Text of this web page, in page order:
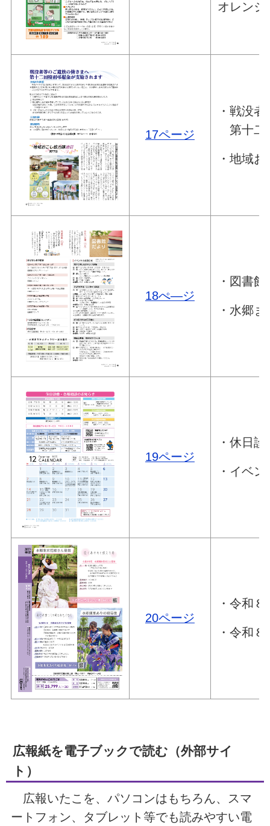
オレンジ
17ページ
・戦没
第十二
・地域
18ぺ―ジ
・図書
・水郷
19ページ
・休日
・イベ
20ページ
・令和
・令和
広報紙を電子ブックで読む（外部サイ
ト）
広報いたこを、パソコンはもちろん、スマ
ートフォン、タブレット等でも読みやすい電